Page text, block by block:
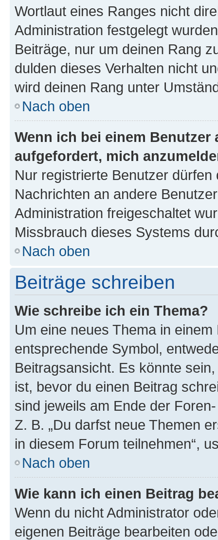
Wortlaut eines Ranges nicht
Administration festgelegt
Beiträge, nur um deinen Rang
dulden dieses Verhalten nicht
wird deinen Rang unter
Nach oben
Wenn ich bei einem
aufgefordert, mich
Nur registrierte Benutzer
Nachrichten an andere
Administration freigeschaltet
Missbrauch dieses Systems
Nach oben
Beiträge schreiben
Wie schreibe ich ein Thema?
Um eine neues Thema in
entsprechende Symbol,
Beitragsansicht. Es könnte
ist, bevor du einen Beitrag
sind jeweils am Ende der
Z. B. „Du darfst neue Themen
in diesem Forum teilnehmen“,
Nach oben
Wie kann ich einen Beitrag
Wenn du nicht Administrator
eigenen Beiträge bearbeiten